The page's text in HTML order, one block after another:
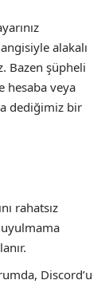
alakalı
Bazen şüpheli
hesaba veya
dediğimiz bir
rahatsız
Discord’u